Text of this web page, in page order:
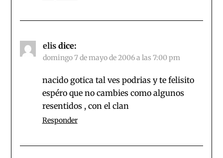
elis dice:
domingo 7 de mayo de 2006 a las 7:00 pm
nacido gotica tal ves podrias y te felisito
espéro que no cambies como algunos
resentidos , con el clan
Responder